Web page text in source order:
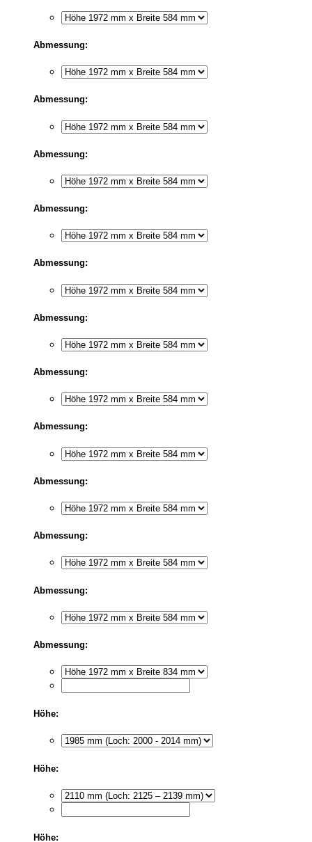
Abmessung:
Abmessung:
Abmessung:
Abmessung:
Abmessung:
Abmessung:
Abmessung:
Abmessung:
Abmessung:
Abmessung:
Abmessung:
Abmessung:
Höhe:
Höhe:
Höhe: